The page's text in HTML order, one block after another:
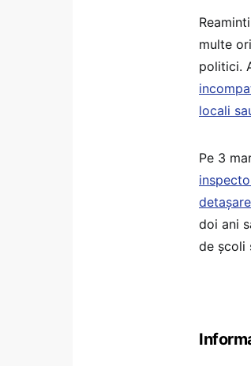
multe
politici.
locali
Pe 3
detașare
doi ani
de școli